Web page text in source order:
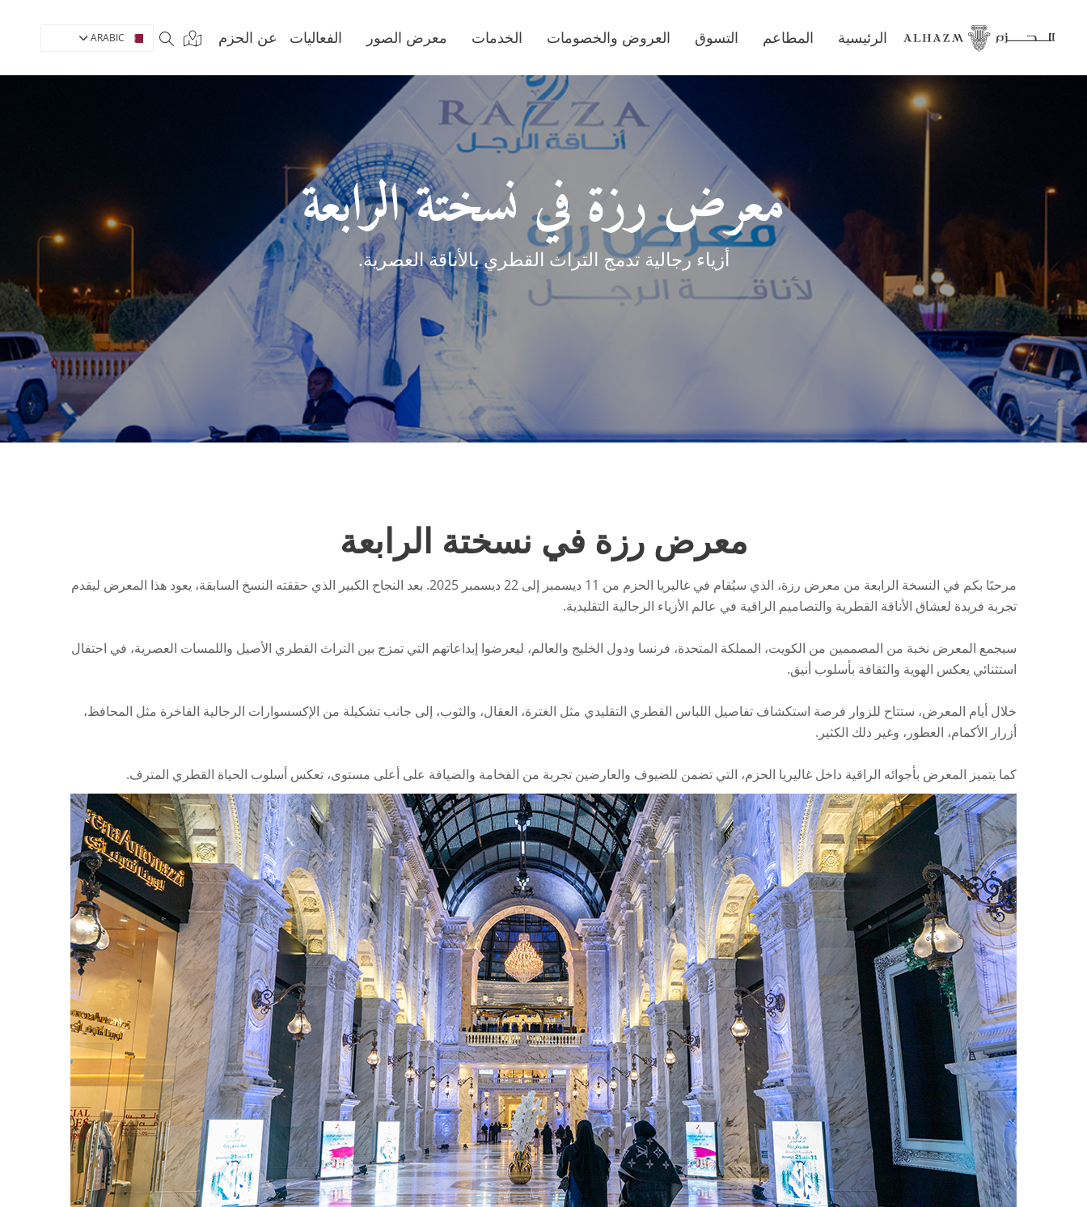
الرئيسية المطاعم التسوق العروض والخصومات الخدمات معرض الصور الفعاليات عن الحزم ARABIC
معرض رزة في نسختة الرابعة
أزياء رجالية تدمج التراث القطري بالأناقة العصرية.
معرض رزة في نسختة الرابعة
مرحبًا بكم في النسخة الرابعة من معرض رزة، الذي سيُقام في غاليريا الحزم من 11 ديسمبر إلى 22 ديسمبر 2025. بعد النجاح الكبير الذي حققته النسخ السابقة، يعود هذا المعرض ليقدم
تجربة فريدة لعشاق الأناقة القطرية والتصاميم الراقية في عالم الأزياء الرجالية التقليدية.
سيجمع المعرض نخبة من المصممين من الكويت، المملكة المتحدة، فرنسا ودول الخليج والعالم، ليعرضوا إبداعاتهم التي تمزج بين التراث القطري الأصيل واللمسات العصرية، في احتفال
استثنائي يعكس الهوية والثقافة بأسلوب أنيق.
خلال أيام المعرض، ستتاح للزوار فرصة استكشاف تفاصيل اللباس القطري التقليدي مثل الغترة، العقال، والثوب، إلى جانب تشكيلة من الإكسسوارات الرجالية الفاخرة مثل المحافظ،
أزرار الأكمام، العطور، وغير ذلك الكثير.
كما يتميز المعرض بأجوائه الراقية داخل غاليريا الحزم، التي تضمن للضيوف والعارضين تجربة من الفخامة والضيافة على أعلى مستوى، تعكس أسلوب الحياة القطري المترف.